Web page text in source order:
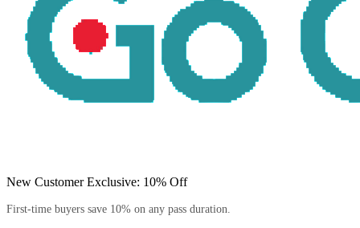
New Customer Exclusive: 10% Off
First-time buyers save 10% on any pass duration.